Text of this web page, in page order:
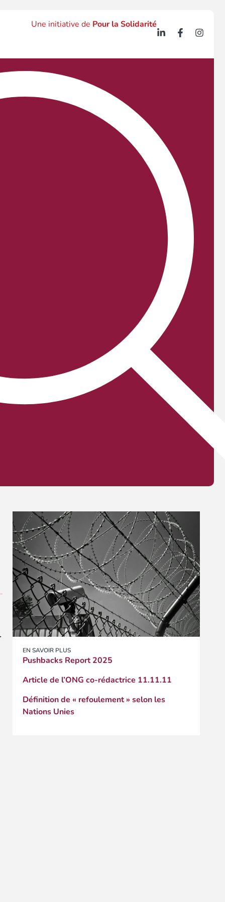
Une initiative de Pour la Solidarité
EN SAVOIR PLUS
Pushbacks Report 2025
Article de l’ONG co-rédactrice 11.11.11
Définition de « refoulement » selon les
Nations Unies